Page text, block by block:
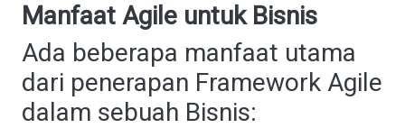
Manfaat Agile untuk Bisnis
Ada beberapa manfaat utama
dari penerapan Framework Agile
dalam sebuah Bisnis: